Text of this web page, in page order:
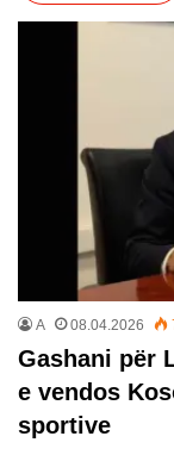
A 08.04.2026
Gashani për
e vendos
sportive